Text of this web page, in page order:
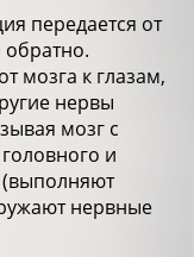
передается от
обратно.
мозга к глазам,
нервы
мозг с
и
(выполняют
нервные